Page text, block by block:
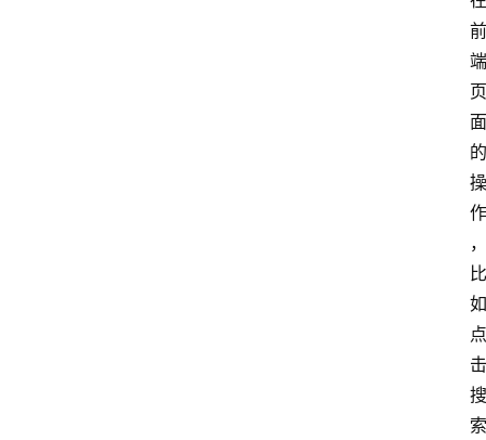
前
端
页
面
的
操
作
，
比
如
点
击
搜
索